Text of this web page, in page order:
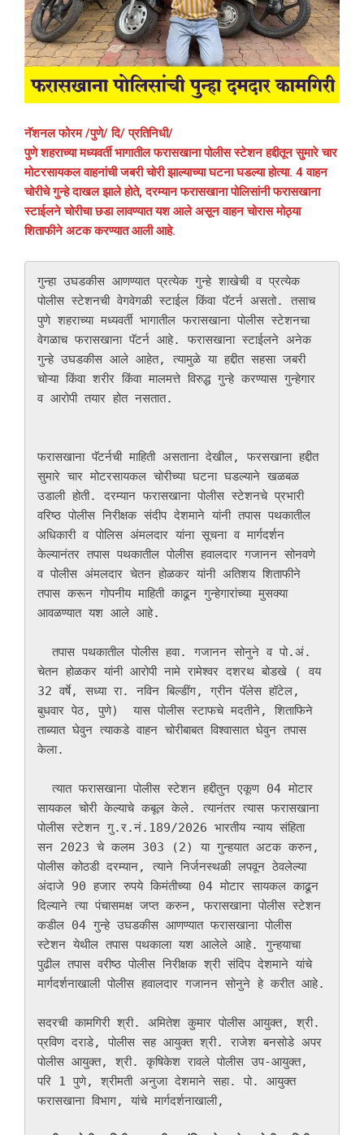
नॅशनल फोरम /पुणे/ दि/ प्रतिनिधी/
पुणे शहराच्या मध्यवर्ती भागातील फरासखाना पोलीस स्टेशन हद्दीतून सुमारे चार
मोटरसायकल वाहनांची जबरी चोरी झाल्याच्या घटना घडल्या होत्या. 4 वाहन
चोरीचे गुन्हे दाखल झाले होते, दरम्यान फरासखाना पोलिसांनी फरासखाना
स्टाईलने चोरीचा छडा लावण्यात यश आले असून वाहन चोरास मोठ्या
शिताफीने अटक करण्यात आली आहे.
गुन्हा उघडकीस आणण्यात प्रत्येक गुन्हे शाखेची व प्रत्येक
पोलीस स्टेशनची वेगवेगळी स्टाईल किंवा पॅटर्न असतो. तसाच
पुणे शहराच्या मध्यवर्ती भागातील फरासखाना पोलीस स्टेशनचा
वेगळाच फरासखाना पॅटर्न आहे. फरासखाना स्टाईलने अनेक
गुन्हे उघडकीस आले आहेत, त्यामुळे या हद्दीत सहसा जबरी
चोऱ्या किंवा शरीर किंवा मालमत्ते विरुद्ध गुन्हे करण्यास गुन्हेगार
व आरोपी तयार होत नसतात.
फरासखाना पॅटर्नची माहिती असताना देखील, फरसखाना हद्दीत
सुमारे चार मोटरसायकल चोरीच्या घटना घडल्याने खळबळ
उडाली होती. दरम्यान फरासखाना पोलीस स्टेशनचे प्रभारी
वरिष्ठ पोलीस निरीक्षक संदीप देशमाने यांनी तपास पथकातील
अधिकारी व पोलिस अंमलदार यांना सूचना व मार्गदर्शन
केल्यानंतर तपास पथकातील पोलीस हवालदार गजानन सोनवणे
व पोलीस अंमलदार चेतन होळकर यांनी अतिशय शिताफीने
तपास करून गोपनीय माहिती काढून गुन्हेगारांच्या मुसक्या
आवळण्यात यश आले आहे.
  तपास पथकातील पोलीस हवा. गजानन सोनुने व पो.अं.
चेतन होळकर यांनी आरोपी नामे रामेश्वर दशरथ बोडखे ( वय
32 वर्षे, सध्या रा. नविन बिल्डींग, ग्रीन पॅलेस हॉटेल,
बुधवार पेठ, पुणे)  यास पोलीस स्टाफचे मदतीने, शिताफिने
ताब्यात घेवुन त्याकडे वाहन चोरीबाबत विश्वासात घेवुन तपास
केला.
  त्यात फरासखाना पोलीस स्टेशन हद्दीतुन एकूण 04 मोटार
सायकल चोरी केल्याचे कबूल केले. त्यानंतर त्यास फरासखाना
पोलीस स्टेशन गु.र.नं.189/2026 भारतीय न्याय संहिता
सन 2023 चे कलम 303 (2) या गुन्हयात अटक करुन,
पोलीस कोठडी दरम्यान, त्याने निर्जनस्थळी लपवून ठेवलेल्या
अंदाजे 90 हजार रुपये किमंतीच्या 04 मोटार सायकल काढून
दिल्याने त्या पंचासमक्ष जप्त करुन, फरासखाना पोलीस स्टेशन
कडील 04 गुन्हे उघडकीस आणण्यात फरासखाना पोलीस
स्टेशन येथील तपास पथकाला यश आलेले आहे. गुन्हयाचा
पुढील तपास वरीष्ठ पोलीस निरीक्षक श्री संदिप देशमाने यांचे
मार्गदर्शनाखाली पोलीस हवालदार गजानन सोनुने हे करीत आहे.
सदरची कामगिरी श्री. अमितेश कुमार पोलीस आयुक्त, श्री.
प्रविण दराडे, पोलीस सह आयुक्त श्री. राजेश बनसोडे अपर
पोलीस आयुक्त, श्री. कृषिकेश रावले पोलीस उप-आयुक्त,
परि 1 पुणे, श्रीमती अनुजा देशमाने सहा. पो. आयुक्त
फरासखाना विभाग, यांचे मार्गदर्शनाखाली,